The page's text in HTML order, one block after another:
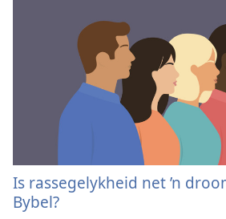
Is rassegelykheid net ’n
Bybel?